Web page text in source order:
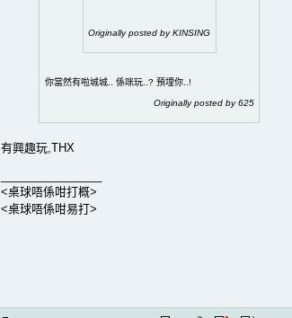
Originally posted by KINSING
你當然有啦城城.. 係咪玩..? 預埋你..!
Originally posted by 625
有興趣玩,THX
<桌球唔係咁打概>
<桌球唔係咁易打>